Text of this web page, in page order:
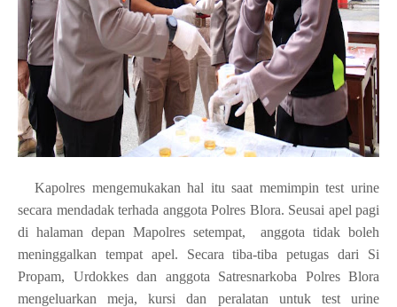
Kapolres mengemukakan hal itu saat memimpin test urine
secara mendadak terhada anggota Polres Blora. Seusai apel pagi
di halaman depan Mapolres setempat, anggota tidak boleh
meninggalkan tempat apel. Secara tiba-tiba petugas dari Si
Propam, Urdokkes dan anggota Satresnarkoba Polres Blora
mengeluarkan meja, kursi dan peralatan untuk test urine